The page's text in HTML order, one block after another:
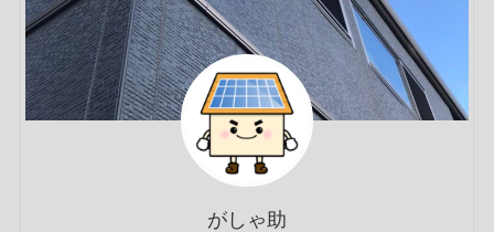
がしゃ助